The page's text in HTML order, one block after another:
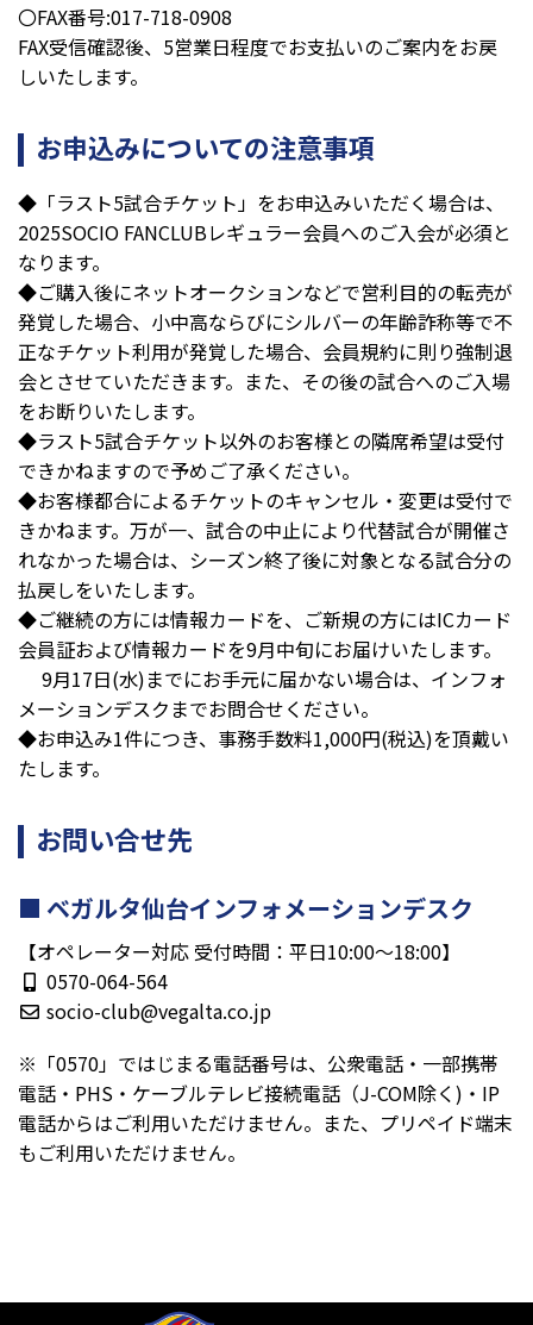
〇FAX番号:017-718-0908
FAX受信確認後、5営業日程度でお支払いのご案内をお戻
しいたします。
お申込みについての注意事項
◆「ラスト5試合チケット」をお申込みいただく場合は、
2025SOCIO FANCLUBレギュラー会員へのご入会が必須と
なります。
◆ご購入後にネットオークションなどで営利目的の転売が
発覚した場合、小中高ならびにシルバーの年齢詐称等で不
正なチケット利用が発覚した場合、会員規約に則り強制退
会とさせていただきます。また、その後の試合へのご入場
をお断りいたします。
◆ラスト5試合チケット以外のお客様との隣席希望は受付
できかねますので予めご了承ください。
◆お客様都合によるチケットのキャンセル・変更は受付で
きかねます。万が一、試合の中止により代替試合が開催さ
れなかった場合は、シーズン終了後に対象となる試合分の
払戻しをいたします。
◆ご継続の方には情報カードを、ご新規の方にはICカード
会員証および情報カードを9月中旬にお届けいたします。
9月17日(水)までにお手元に届かない場合は、インフォ
メーションデスクまでお問合せください。
◆お申込み1件につき、事務手数料1,000円(税込)を頂戴い
たします。
お問い合せ先
ベガルタ仙台インフォメーションデスク
【オペレーター対応 受付時間：平日10:00～18:00】
0570-064-564
socio-club@vegalta.co.jp
※「0570」ではじまる電話番号は、公衆電話・一部携帯
電話・PHS・ケーブルテレビ接続電話（J-COM除く)・IP
電話からはご利用いただけません。また、プリペイド端末
もご利用いただけません。